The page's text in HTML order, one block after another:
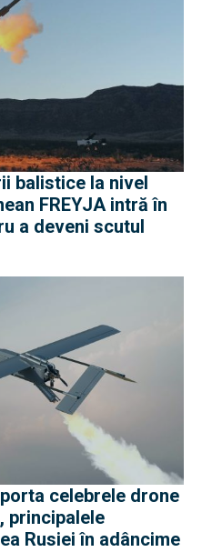
balistice la nivel
FREYJA intră în
a deveni scutul
celebrele drone
principalele
Rusiei în adâncime